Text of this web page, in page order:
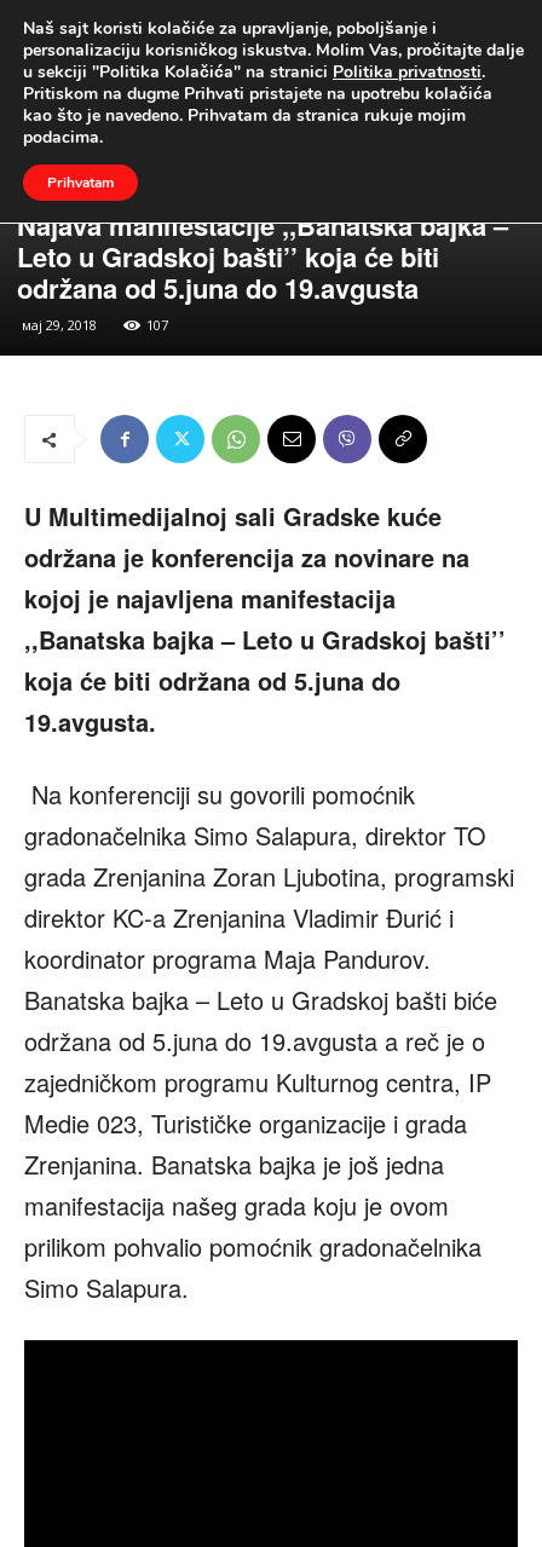
UŽIVO
Naslovna Vesti Gradske Teme
Vesti Gradske Teme
Najava manifestacije ,,Banatska bajka –
Leto u Gradskoj bašti’’ koja će biti
održana od 5.juna do 19.avgusta
мај 29, 2018 107
U Multimedijalnoj sali Gradske kuće
održana je konferencija za novinare na
kojoj je najavljena manifestacija
,,Banatska bajka – Leto u Gradskoj bašti’’
koja će biti održana od 5.juna do
19.avgusta.
Na konferenciji su govorili pomoćnik
gradonačelnika Simo Salapura, direktor TO
grada Zrenjanina Zoran Ljubotina, programski
direktor KC-a Zrenjanina Vladimir Đurić i
koordinator programa Maja Pandurov.
Banatska bajka – Leto u Gradskoj bašti biće
održana od 5.juna do 19.avgusta a reč je o
zajedničkom programu Kulturnog centra, IP
Medie 023, Turističke organizacije i grada
Zrenjanina. Banatska bajka je još jedna
manifestacija našeg grada koju je ovom
prilikom pohvalio pomoćnik gradonačelnika
Simo Salapura.
Naš sajt koristi kolačiće za upravljanje, poboljšanje i
personalizaciju korisničkog iskustva. Molim Vas, pročitajte dalje
u sekciji "Politika Kolačića" na stranici Politika privatnosti.
Pritiskom na dugme Prihvati pristajete na upotrebu kolačića
kao što je navedeno. Prihvatam da stranica rukuje mojim
podacima.
Prihvatam